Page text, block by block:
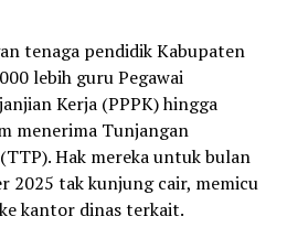
tenaga pendidik Kabupaten
lebih guru Pegawai
Kerja (PPPK) hingga
menerima Tunjangan
Hak mereka untuk bulan
2025 tak kunjung cair, memicu
kantor dinas terkait.